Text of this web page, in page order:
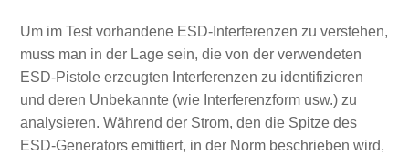
Um im Test vorhandene ESD-Interferenzen zu verstehen,
muss man in der Lage sein, die von der verwendeten
ESD-Pistole erzeugten Interferenzen zu identifizieren
und deren Unbekannte (wie Interferenzform usw.) zu
analysieren. Während der Strom, den die Spitze des
ESD-Generators emittiert, in der Norm beschrieben wird,